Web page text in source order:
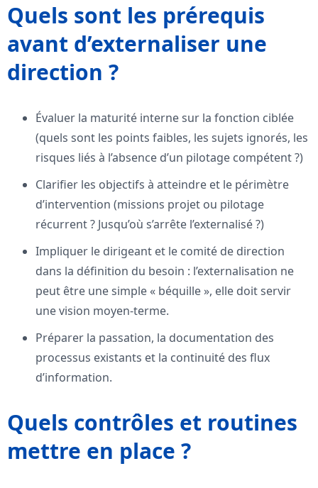
Quels sont les prérequis
avant d’externaliser une
direction ?
Évaluer la maturité interne sur la fonction ciblée
(quels sont les points faibles, les sujets ignorés, les
risques liés à l’absence d’un pilotage compétent ?)
Clarifier les objectifs à atteindre et le périmètre
d’intervention (missions projet ou pilotage
récurrent ? Jusqu’où s’arrête l’externalisé ?)
Impliquer le dirigeant et le comité de direction
dans la définition du besoin : l’externalisation ne
peut être une simple « béquille », elle doit servir
une vision moyen-terme.
Préparer la passation, la documentation des
processus existants et la continuité des flux
d’information.
Quels contrôles et routines
mettre en place ?